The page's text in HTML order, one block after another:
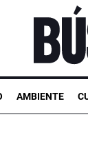
AMBIENTE